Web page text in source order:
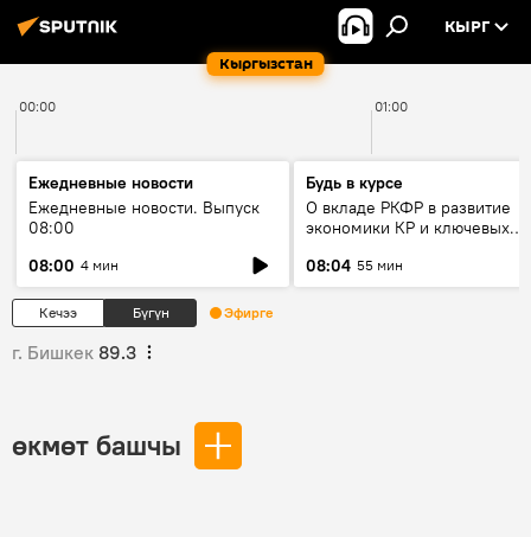
Кыргызстан
КЫРГ
00:00 01:00
Ежедневные новости
Ежедневные новости. Выпуск
08:00
08:00 4 мин
Будь в курсе
О вкладе РКФР в развитие
экономики КР и ключевых
08:04 55 мин
Кечээ Бүгүн Эфирге
г. Бишкек 89.3
өкмөт башчы